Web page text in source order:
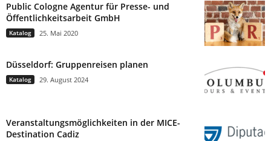
Public Cologne Agentur für Presse- und
Öffentlichkeitsarbeit GmbH
Katalog 25. Mai 2020
Düsseldorf: Gruppenreisen planen
Katalog 29. August 2024
Veranstaltungsmöglichkeiten in der MICE-
Destination Cadiz